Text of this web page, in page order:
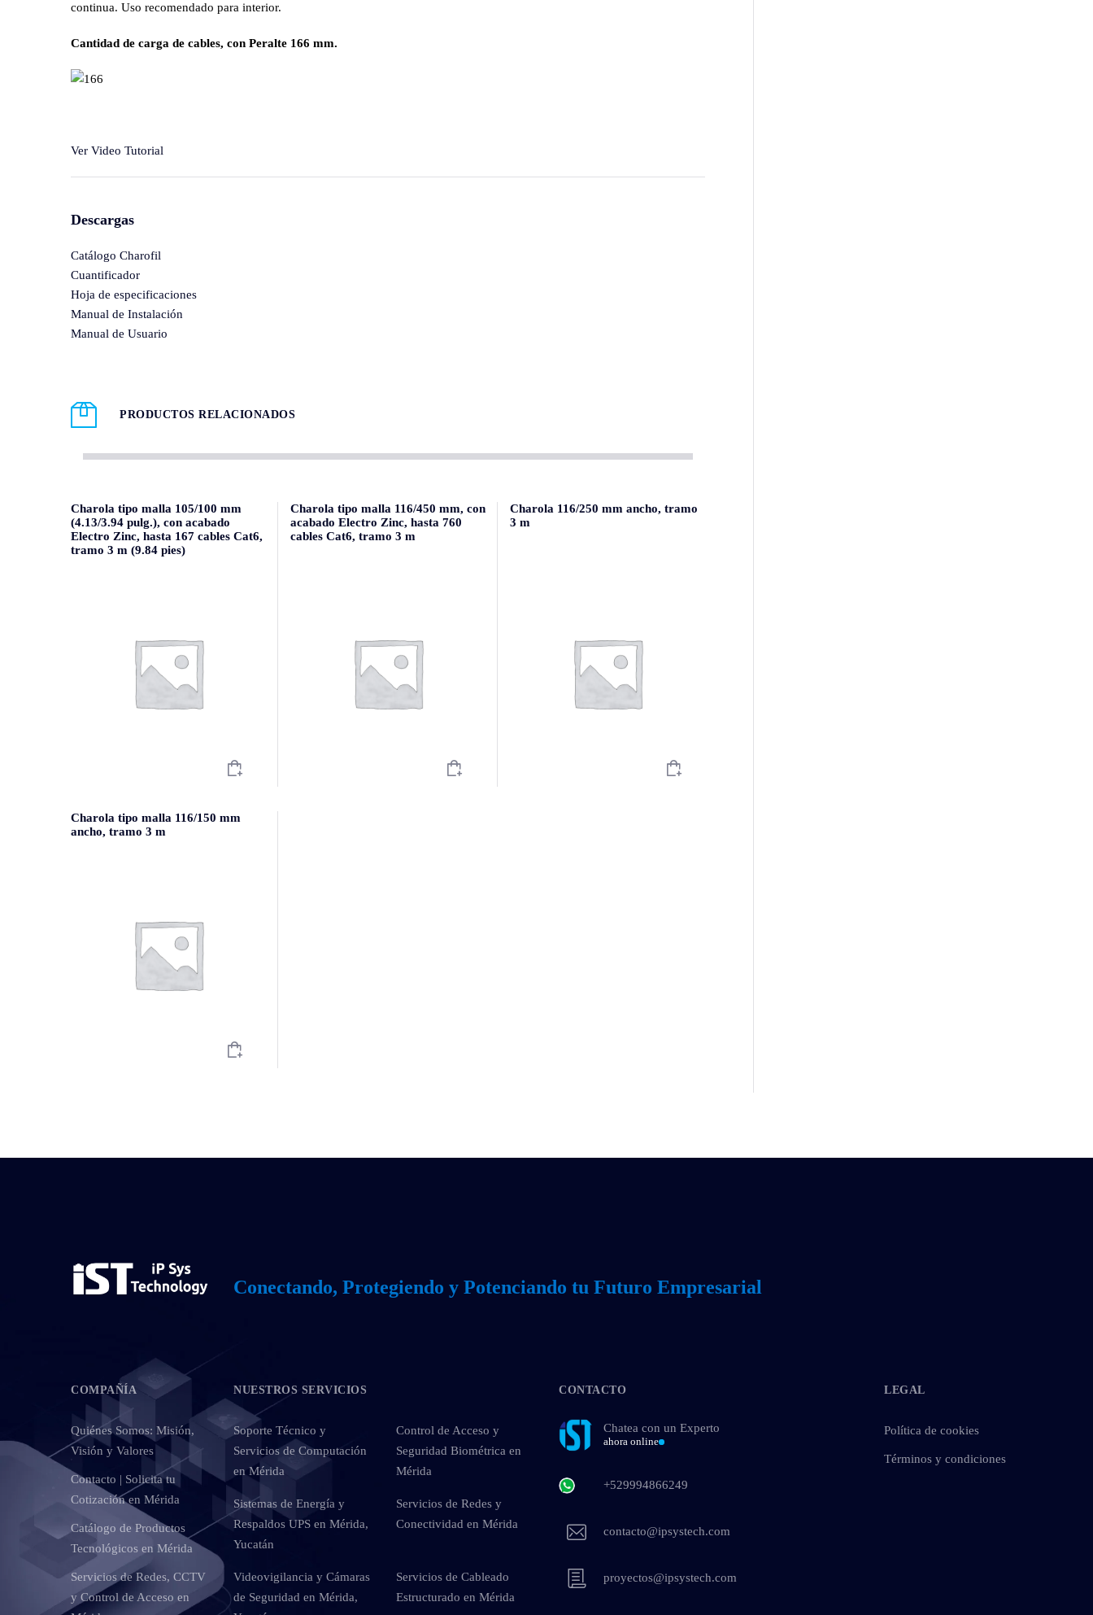
continua. Uso recomendado para interior.
Cantidad de carga de cables, con Peralte 166 mm.
Ver Video Tutorial
Descargas
Catálogo Charofil
Cuantificador
Hoja de especificaciones
Manual de Instalación
Manual de Usuario
PRODUCTOS RELACIONADOS
Charola tipo malla 105/100 mm
(4.13/3.94 pulg.), con acabado
Electro Zinc, hasta 167 cables Cat6,
tramo 3 m (9.84 pies)
Charola tipo malla 116/450 mm, con
acabado Electro Zinc, hasta 760
cables Cat6, tramo 3 m
Charola 116/250 mm ancho, tramo
3 m
Charola tipo malla 116/150 mm
ancho, tramo 3 m
Conectando, Protegiendo y Potenciando tu Futuro Empresarial
COMPAÑÍA
Quiénes Somos: Misión,
Visión y Valores
Contacto | Solicita tu
Cotización en Mérida
Catálogo de Productos
Tecnológicos en Mérida
Servicios de Redes, CCTV
y Control de Acceso en
NUESTROS SERVICIOS
Soporte Técnico y
Servicios de Computación
en Mérida
Control de Acceso y
Seguridad Biométrica en
Mérida
Sistemas de Energía y
Respaldos UPS en Mérida,
Yucatán
Servicios de Redes y
Conectividad en Mérida
Videovigilancia y Cámaras
de Seguridad en Mérida,
Servicios de Cableado
Estructurado en Mérida
CONTACTO
Chatea con un Experto
ahora online
+529994866249
contacto@ipsystech.com
proyectos@ipsystech.com
LEGAL
Política de cookies
Términos y condiciones